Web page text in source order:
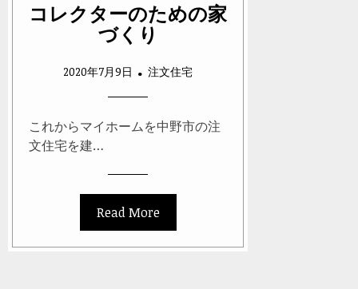
コレクターのための家
づくり
2020年7月9日 注文住宅
これからマイホームを中野市の注
文住宅を建…
Read More